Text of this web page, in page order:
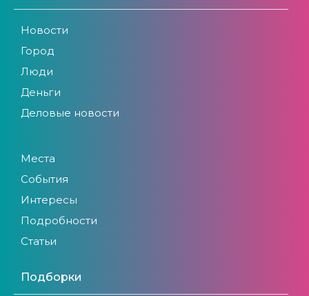
Новости
Город
Люди
Деньги
Деловые новости
Места
События
Интересы
Подробности
Статьи
Подборки